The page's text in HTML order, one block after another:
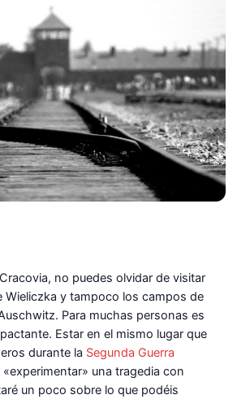
no puedes olvidar de visitar
Wieliczka y tampoco los campos de
Para muchas personas es
Estar en el mismo lugar que
durante la Segunda Guerra
una tragedia con
un poco sobre lo que podéis